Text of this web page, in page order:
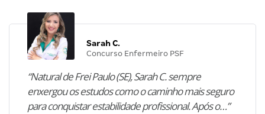
Sarah C.
Concurso Enfermeiro PSF
“Natural de Frei Paulo (SE), Sarah C. sempre
enxergou os estudos como o caminho mais seguro
para conquistar estabilidade profissional. Após o…”